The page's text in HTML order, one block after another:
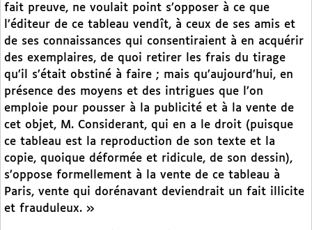
fait preuve, ne voulait point s’opposer à ce que
l’éditeur de ce tableau vendît, à ceux de ses amis et
de ses connaissances qui consentiraient à en acquérir
des exemplaires, de quoi retirer les frais du tirage
qu’il s’était obstiné à faire ; mais qu’aujourd’hui, en
présence des moyens et des intrigues que l’on
emploie pour pousser à la publicité et à la vente de
cet objet, M. Considerant, qui en a le droit (puisque
ce tableau est la reproduction de son texte et la
copie, quoique déformée et ridicule, de son dessin),
s’oppose formellement à la vente de ce tableau à
Paris, vente qui dorénavant deviendrait un fait illicite
et frauduleux. »